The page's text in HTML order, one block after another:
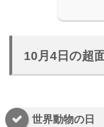
10月4日の超
世界動物の日